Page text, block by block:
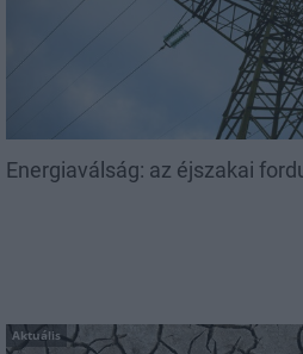
Energiaválság: az éjszakai
Aktuális